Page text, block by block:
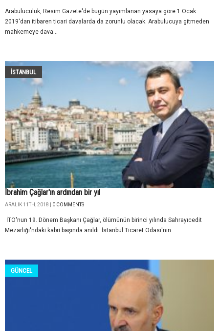
Arabuluculuk, Resim Gazete'de bugün yayımlanan yasaya göre 1 Ocak
2019'dan itibaren ticari davalarda da zorunlu olacak. Arabulucuya gitmeden
mahkemeye dava...
İSTANBUL
İbrahim Çağlar'ın ardından bir yıl
ARALIK 11TH, 2018 | 0 COMMENTS
İTO'nun 19. Dönem Başkanı Çağlar, ölümünün birinci yılında Sahrayıcedit
Mezarlığı'ndaki kabri başında anıldı. İstanbul Ticaret Odası'nın...
GÜNCEL